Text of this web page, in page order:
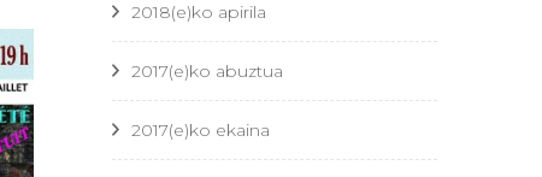
2018(e)ko apirila
2017(e)ko abuztua
2017(e)ko ekaina